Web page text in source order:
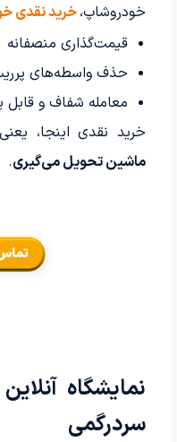
خودروشاپ،خرید نقدی
قیمت‌گذاری منصفانه
حذف واسطه‌های
معامله شفاف و قابل
خرید نقدی اینجا،
ماشین تحویل می‌گیری.
نمایشگاه
سردرگمی